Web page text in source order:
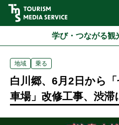
学び・つながる観
地域 乗る
白川郷、6月2日から
車場」改修工事、渋滞